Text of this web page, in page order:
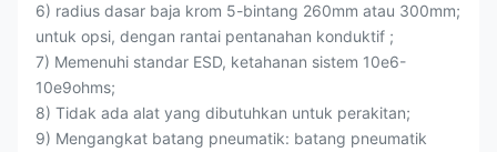
6) radius dasar baja krom 5-bintang 260mm atau 300mm;
untuk opsi, dengan rantai pentanahan konduktif ;
7) Memenuhi standar ESD, ketahanan sistem 10e6-
10e9ohms;
8) Tidak ada alat yang dibutuhkan untuk perakitan;
9) Mengangkat batang pneumatik: batang pneumatik